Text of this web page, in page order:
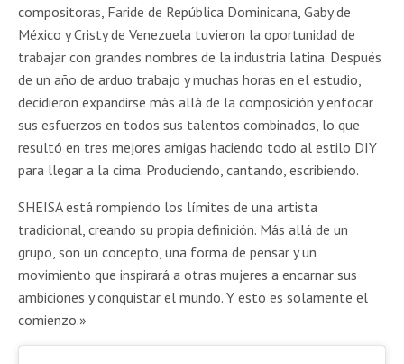
compositoras, Faride de República Dominicana, Gaby de
México y Cristy de Venezuela tuvieron la oportunidad de
trabajar con grandes nombres de la industria latina. Después
de un año de arduo trabajo y muchas horas en el estudio,
decidieron expandirse más allá de la composición y enfocar
sus esfuerzos en todos sus talentos combinados, lo que
resultó en tres mejores amigas haciendo todo al estilo DIY
para llegar a la cima. Produciendo, cantando, escribiendo.
SHEISA está rompiendo los límites de una artista
tradicional, creando su propia definición. Más allá de un
grupo, son un concepto, una forma de pensar y un
movimiento que inspirará a otras mujeres a encarnar sus
ambiciones y conquistar el mundo. Y esto es solamente el
comienzo.»